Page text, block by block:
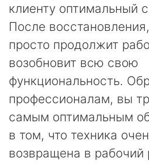
клиенту оптимальный
После
просто продолжит
возобновит всю свою
функциональность.
профессионалам, вы
самым оптимальным
в том, что техника
возвращена в